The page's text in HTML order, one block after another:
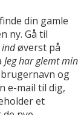
din gamle
ny. Gå til
indøverst på
Jeg har glemt min
og
e-mail til dig,
et